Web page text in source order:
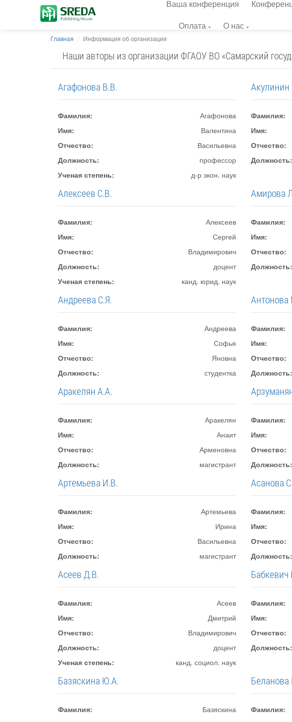
Ваша конференция
Оплата
О нас
Главная Информация об организации
Наши авторы из организации ФГАОУ ВО «Самарский
Агафонова В.В.
Фамилия:
Агафонова
Имя:
Валентина
Отчество:
Васильевна
Должность:
профессор
Ученая степень:
д-р экон. наук
Фамилия:
Имя:
Отчество:
Должность:
Алексеев С.В.
Фамилия:
Алексеев
Имя:
Сергей
Отчество:
Владимирович
Должность:
доцент
Ученая степень:
канд. юрид. наук
Амирова
Фамилия:
Имя:
Отчество:
Должность:
Андреева С.Я.
Фамилия:
Андреева
Имя:
Софья
Отчество:
Яновна
Должность:
студентка
Антонова
Фамилия:
Имя:
Отчество:
Должность:
Аракелян А.А.
Фамилия:
Аракелян
Имя:
Анаит
Отчество:
Арменовна
Должность:
магистрант
Фамилия:
Имя:
Отчество:
Должность:
Артемьева И.В.
Фамилия:
Артемьева
Имя:
Ирина
Отчество:
Васильевна
Должность:
магистрант
Асанова
Фамилия:
Имя:
Отчество:
Должность:
Асеев Д.В.
Фамилия:
Асеев
Имя:
Дмитрий
Отчество:
Владимирович
Должность:
доцент
Ученая степень:
канд. социол. наук
Бабкевич
Фамилия:
Имя:
Отчество:
Должность:
Базяскина Ю.А.
Фамилия:
Базяскина
Беланова
Фамилия: